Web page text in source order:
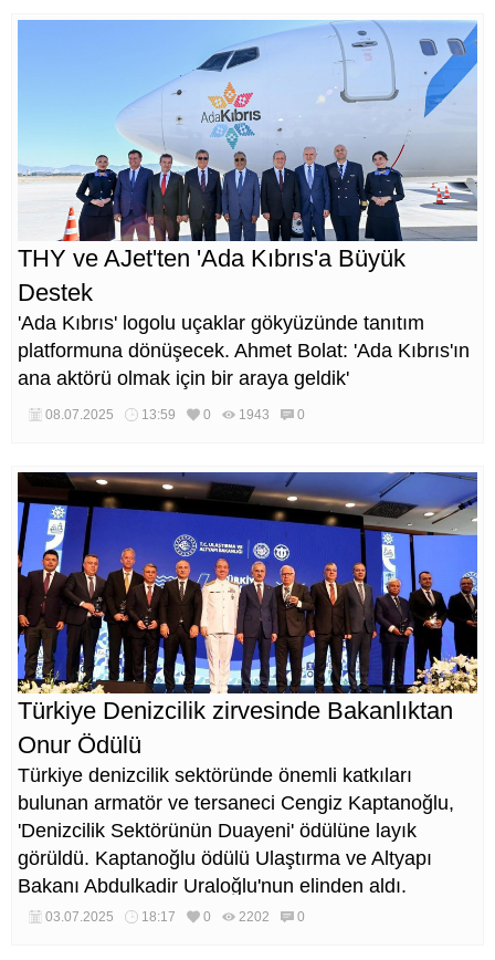
THY ve AJet'ten 'Ada Kıbrıs'a Büyük
Destek
'Ada Kıbrıs' logolu uçaklar gökyüzünde tanıtım
platformuna dönüşecek. Ahmet Bolat: 'Ada Kıbrıs'ın
ana aktörü olmak için bir araya geldik'
08.07.2025 13:59 0 1943 0
Türkiye Denizcilik zirvesinde Bakanlıktan
Onur Ödülü
Türkiye denizcilik sektöründe önemli katkıları
bulunan armatör ve tersaneci Cengiz Kaptanoğlu,
'Denizcilik Sektörünün Duayeni' ödülüne layık
görüldü. Kaptanoğlu ödülü Ulaştırma ve Altyapı
Bakanı Abdulkadir Uraloğlu'nun elinden aldı.
03.07.2025 18:17 0 2202 0